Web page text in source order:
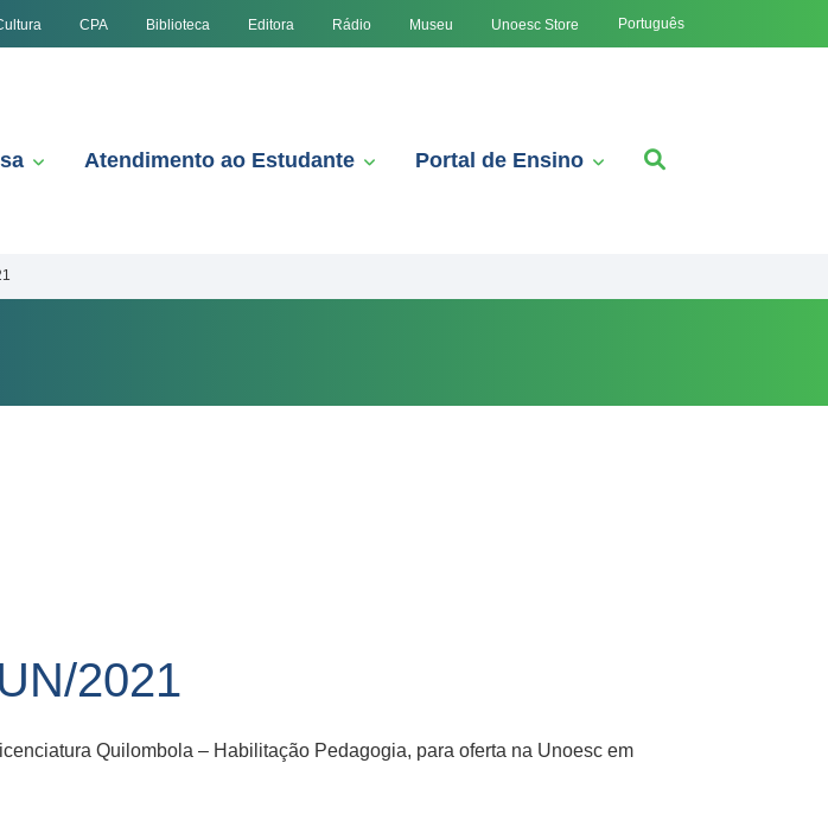
CPA Biblioteca Editora Rádio Museu Unoesc Store Português
Atendimento ao Estudante Portal de Ensino
2021
Quilombola – Habilitação Pedagogia, para oferta na Unoesc em